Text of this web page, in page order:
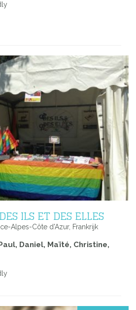
ILS ET DES ELLES
Alpes-Côte d'Azur, Frankrijk
Daniel, Maïté, Christine,